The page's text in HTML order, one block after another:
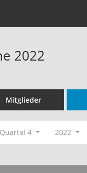
2022
Mitglieder
Quartal 4 2022